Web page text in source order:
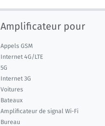
Amplificateur pour
Appels GSM
Internet 4G/LTE
5G
Internet 3G
Voitures
Bateaux
Amplificateur de signal Wi-Fi
Bureau